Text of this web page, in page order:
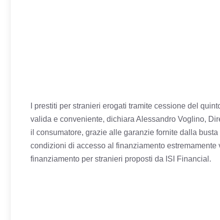
I prestiti per stranieri erogati tramite cessione del
valida e conveniente, dichiara Alessandro Voglino,
il consumatore, grazie alle garanzie fornite dalla
condizioni di accesso al finanziamento
finanziamento per stranieri proposti da ISI Financial.